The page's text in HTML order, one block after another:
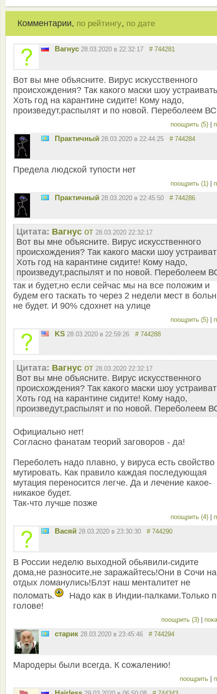
Комментарии, по рейтингу, по дате
Вагнус 28.03.2020 в 22:32:17 # 744281
Вот вы мне объясните. Вирус искусственного
происхождения? Так какого маски шоу
Хоть год на карантине сидите! Кому надо,
произведут,распылят и по новой. Переболеем
поощрить (5)
Практичный 28.03.2020 в 22:44:25 # 744284
Предела людской тупости нет
поощрить (1)
Практичный 28.03.2020 в 22:45:50 # 744286
Цитата: Вагнус от 28.03.2020 22:32:17
Вот вы мне объясните. Вирус искусственного
происхождения? Так какого маски шоу
Хоть год на карантине сидите! Кому надо,
произведут,распылят и по новой. Переболеем
так и будет,но если сейчас мы на все положим и
будем его таскать то через 2 недели мест в
не будет. И 90% сдохнет на улице
поощрить (5)
KS 28.03.2020 в 22:59:26 # 744288
Цитата: Вагнус от 28.03.2020 22:32:17
Вот вы мне объясните. Вирус искусственного
происхождения? Так какого маски шоу
Хоть год на карантине сидите! Кому надо,
произведут,распылят и по новой. Переболеем
Официально нет!
Согласно фанатам теорий заговоров - да!
Переболеть надо плавно, у вируса есть свойство
мутировать. Как правило каждая последующая
мутация переносится легче. Да и лечение какое-
никакое будет.
Так-что лучше позже
поощрить (4)
Васяй 28.03.2020 в 23:30:30 # 744290
В России неделю выходной обьявили-сидите
дома,не разносите,не заражайтесь!Они в Сочи на
отдых ломанулись!Блэт наш менталитет не
поломать.
Надо как в Индии-палками.Только
голове!
поощрить (3)
старик 28.03.2020 в 23:45:46 # 744294
Мародеры были всегда. К сожалению!
поощрить